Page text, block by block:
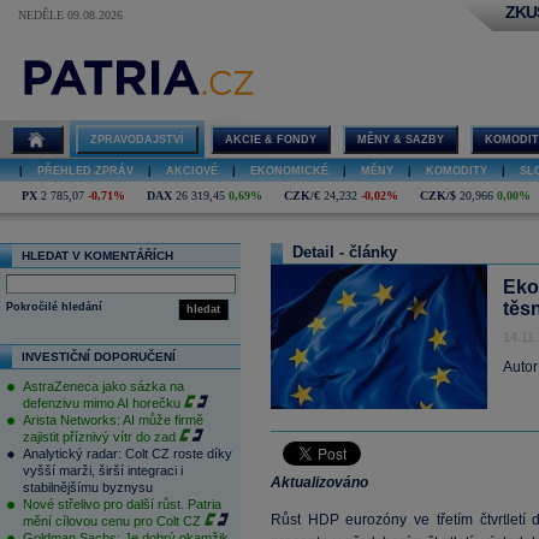
NEDĚLE 09.08.2026
ZPRAVODAJSTVÍ AKCIE & FONDY MĚNY & SAZBY
PŘEHLED ZPRÁV AKCIOVÉ EKONOMICKÉ MĚNY KOMODITY
PX 2 785,07 -0,71% DAX 26 319,45 0,69% CZK/€ 24,232 -0,02% CZK/$ 20,966 0,00%
HLEDAT V KOMENTÁŘÍCH
hledat
Pokročilé hledání
INVESTIČNÍ DOPORUČENÍ
AstraZeneca jako sázka na
defenzivu mimo AI horečku
Arista Networks: AI může firmě
zajistit příznivý vítr do zad
Analytický radar: Colt CZ roste díky
vyšší marži, širší integraci i
stabilnějšímu byznysu
Nové střelivo pro další růst. Patria
mění cílovou cenu pro Colt CZ
Detail - články
Aktualizováno
Růst HDP eurozóny ve třetím